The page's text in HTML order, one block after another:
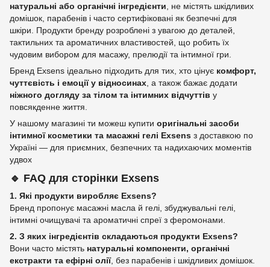
натуральні або органічні інгредієнти , не містять шкідливих
домішок, парабенів і часто сертифіковані як безпечні для
шкіри. Продукти бренду розроблені з увагою до деталей,
тактильних та ароматичних властивостей, що робить їх
чудовим вибором для масажу, прелюдії та інтимної гри.
Бренд Exsens ідеально підходить для тих, хто цінує комфорт,
чуттєвість і емоції у відносинах , а також бажає додати
ніжного догляду за тілом та інтимних відчуттів у
повсякденне життя.
У нашому магазині ти можеш купити оригінальні засоби
інтимної косметики та масажні гелі Exsens з доставкою по
Україні — для приємних, безпечних та надихаючих моментів
удвох
🔹 FAQ для сторінки Exsens
1. Які продукти виробляє Exsens?
Бренд пропонує масажні масла й гелі, збуджувальні гелі,
інтимні очищувачі та ароматичні спреї з феромонами.
2. З яких інгредієнтів складаються продукти Exsens?
Вони часто містять натуральні компоненти, органічні
екстракти та ефірні олії, без парабенів і шкідливих домішок.